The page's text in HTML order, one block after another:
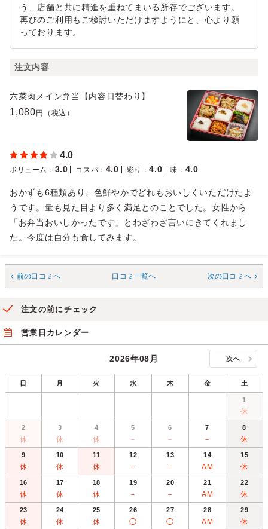
う、店舗と共に精進を重ねてまいる所存でございます。
再びのご利用もご検討いただけますようにと、心より願
っております。
注文内容
六菜肉メイン弁当【内容日替わり】
1,080 円（税込）
4.0
ボリューム ： 3.0 コスパ ： 4.0 彩り ：4.0 味 ： 4.0
おかずも6種類あり、色鮮やかでどれもおいしくいただけたよ
うです。量も見た目より多く満足とのことでした。女性から
「お弁当おいしかったです」とわざわざ言いにきてくれまし
た。今度は自分も食してみます。
前の口コミへ 口コミ一覧へ 次の口コミへ
注文の前にチェック
営業日カレンダー
2026年08月 次へ
日 月 火 水 木 金 土
1
休
2
休
3
休
4
休
5
－
6
－
7
－
8
休
9
休
10
休
11
休
12
－
13
－
14
AM
15
休
16
休
17
休
18
休
19
－
20
－
21
AM
22
休
23
休
24
休
25
休
26
◯
27
◯
28
AM
29
休